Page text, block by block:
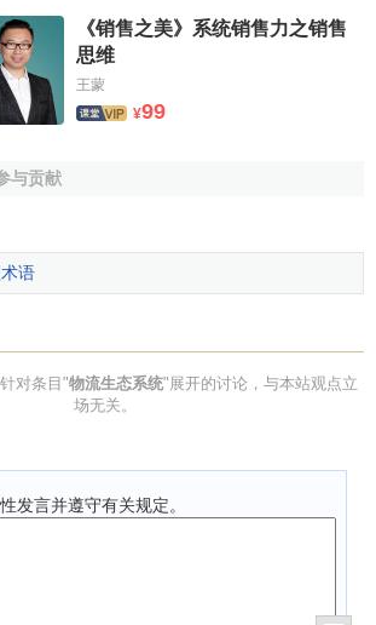
《销售之美》系统销售力之销售
思维
王蒙
¥99
与贡献
语
对条目"物流生态系统"展开的讨论，与本站观点立
场无关。
发言并遵守有关规定。